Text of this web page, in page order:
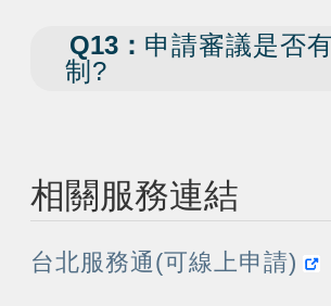
Q13： 申請審議是否
制?
相關服務連結
台北服務通(可線上申請)